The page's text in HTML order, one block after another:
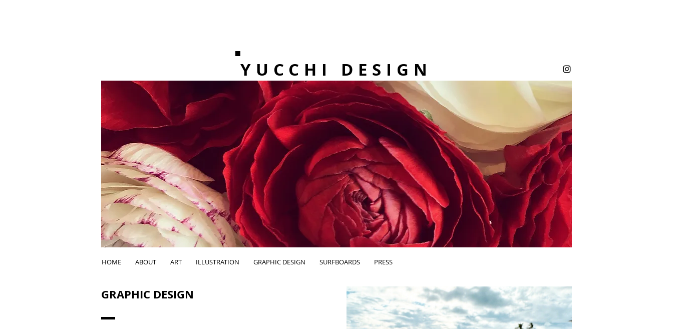
YUCCHI DESIGN
HOME ABOUT ART ILLUSTRATION GRAPHIC DESIGN SURFBOARDS PRESS
GRAPHIC DESIGN